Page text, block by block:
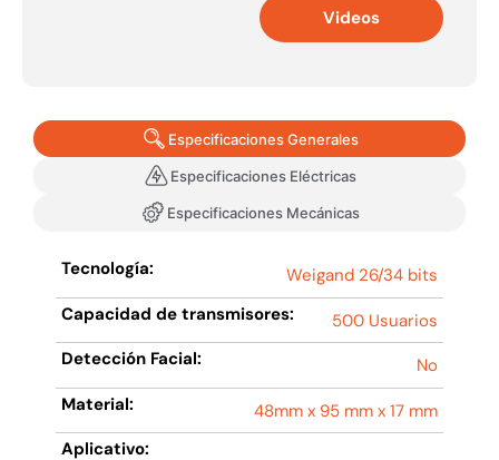
Videos
Especificaciones Generales
Especificaciones Eléctricas
Especificaciones Mecánicas
Tecnología:
Weigand 26/34 bits
Capacidad de transmisores:
500 Usuarios
Detección Facial:
No
Material:
48mm x 95 mm x 17 mm
Aplicativo: